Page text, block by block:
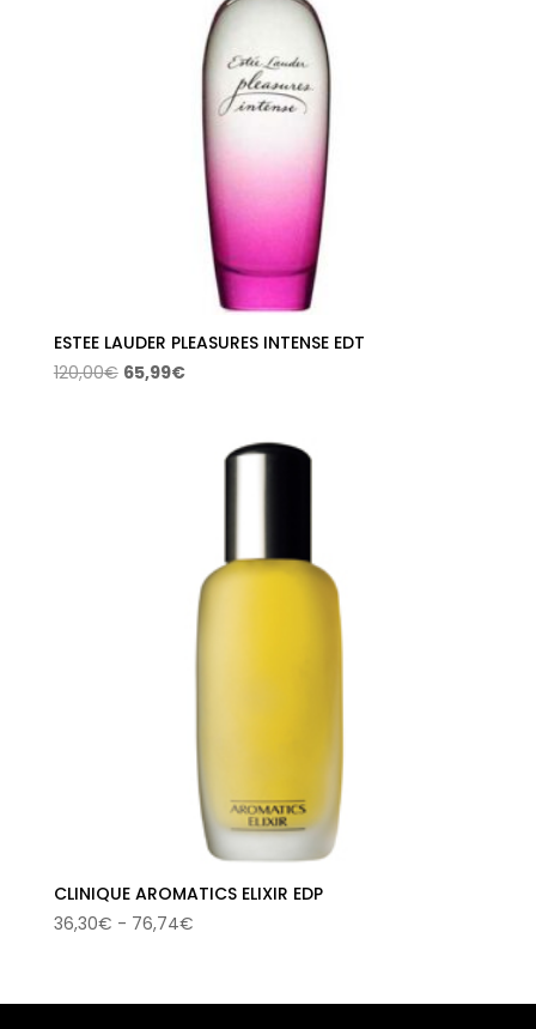
ESTEE LAUDER PLEASURES INTENSE EDT
120,00€ El
65,99€El
CLINIQUE AROMATICS ELIXIR EDP
36,30€ - 76,74€Rango
desde